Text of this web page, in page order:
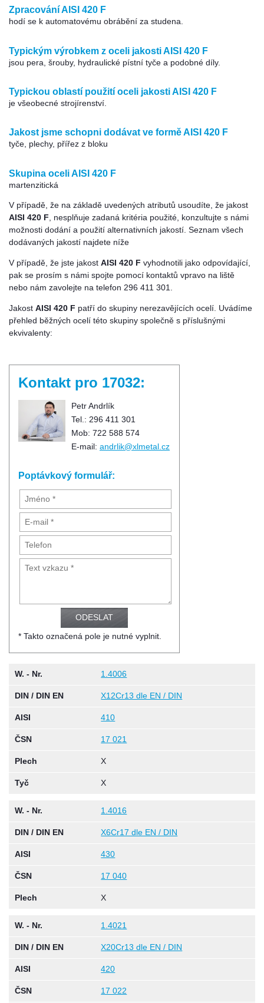
Zpracování AISI 420 F
hodí se k automatovému obrábění za studena.
Typickým výrobkem z oceli jakosti AISI 420 F
jsou pera, šrouby, hydraulické pístní tyče a podobné díly.
Typickou oblastí použití oceli jakosti AISI 420 F
je všeobecné strojírenství.
Jakost jsme schopni dodávat ve formě AISI 420 F
tyče, plechy, přířez z bloku
Skupina oceli AISI 420 F
martenzitická
V případě, že na základě uvedených atributů usoudíte, že jakost
AISI 420 F, nesplňuje zadaná kritéria použité, konzultujte s námi
možnosti dodání a použití alternativních jakostí. Seznam všech
dodávaných jakostí najdete níže
V případě, že jste jakost AISI 420 F vyhodnotili jako odpovídající,
pak se prosím s námi spojte pomocí kontaktů vpravo na liště
nebo nám zavolejte na telefon 296 411 301.
Jakost AISI 420 F patří do skupiny nerezavějících ocelí. Uvádíme
přehled běžných ocelí této skupiny společně s příslušnými
ekvivalenty:
Kontakt pro 17032:
Petr Andrlík
Tel.: 296 411 301
Mob: 722 588 574
E-mail: andrlik@xlmetal.cz
Poptávkový formulář:
* Takto označená pole je nutné vyplnit.
W. - Nr. 1.4006
DIN / DIN EN X12Cr13 dle EN / DIN
AISI 410
ČSN 17 021
Plech X
Tyč X
W. - Nr. 1.4016
DIN / DIN EN X6Cr17 dle EN / DIN
AISI 430
ČSN 17 040
Plech X
W. - Nr. 1.4021
DIN / DIN EN X20Cr13 dle EN / DIN
AISI 420
ČSN 17 022